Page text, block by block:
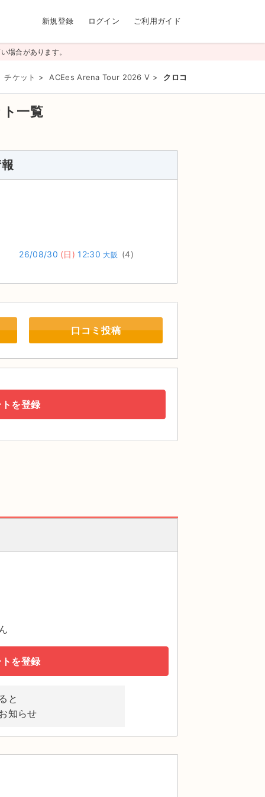
新規登録 ログイン ご利用ガイド
場合があります。
チケット > ACEes Arena Tour 2026 V > クロコくんホール（NGK
一覧
26/08/30 (日) 12:30 大阪 (4)
口コミ投稿
を登録
を登録
と
知らせ